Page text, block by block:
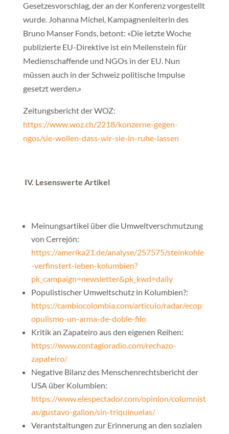
Gesetzesvorschlag, der an der Konferenz vorgestellt
wurde. Johanna Michel, Kampagnenleiterin des
Bruno Manser Fonds, betont: «Die letzte Woche
publizierte EU-Direktive ist ein Meilenstein für
Medienschaffende und NGOs in der EU. Nun
müssen auch in der Schweiz politische Impulse
gesetzt werden.»
Zeitungsbericht der WOZ:
https://www.woz.ch/2218/konzerne-gegen-
ngos/sie-wollen-dass-wir-sie-in-ruhe-lassen
IV. Lesenswerte Artikel
Meinungsartikel über die Umweltverschmutzung
von Cerrejón:
https://amerika21.de/analyse/257575/steinkohle
-verfinstert-leben-kolumbien?
pk_campaign=newsletter&pk_kwd=daily
Populistischer Umweltschutz in Kolumbien?:
https://cambiocolombia.com/articulo/radar/ecop
opulismo-un-arma-de-doble-filo
Kritik an Zapateiro aus den eigenen Reihen:
https://www.contagioradio.com/rechazo-
zapateiro/
Negative Bilanz des Menschenrechtsbericht der
USA über Kolumbien:
https://www.elespectador.com/opinion/columnist
as/gustavo-gallon/sin-triquinuelas/
Verantstaltungen zur Erinnerung an den sozialen